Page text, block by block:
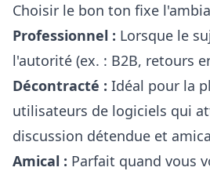
Choisir le bon ton fixe
Professionnel : Lorsque le
l'autorité (ex. : B2B, retours
Décontracté : Idéal pour la
utilisateurs de logiciels qui
discussion détendue et
Amical : Parfait quand vous